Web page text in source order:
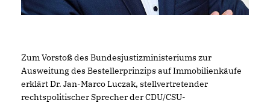
Zum Vorstoß des Bundesjustizministeriums zur
Ausweitung des Bestellerprinzips auf Immobilienkäufe
erklärt Dr. Jan-Marco Luczak, stellvertretender
rechtspolitischer Sprecher der CDU/CSU-